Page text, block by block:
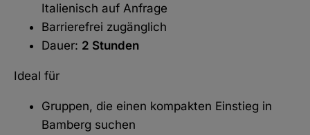
Italienisch auf Anfrage
Barrierefrei zugänglich
Dauer: 2 Stunden
Ideal für
Gruppen, die einen kompakten Einstieg in
Bamberg suchen